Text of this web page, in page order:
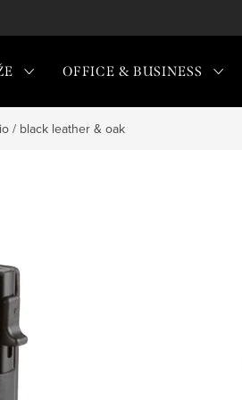
OFFICE & BUSINESS
/ black leather & oak